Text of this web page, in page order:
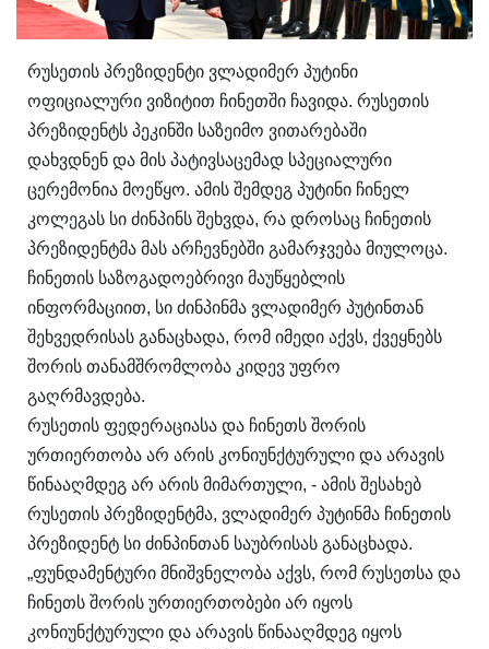
რუსეთის პრეზიდენტი ვლადიმერ პუტინი
ოფიციალური ვიზიტით ჩინეთში ჩავიდა. რუსეთის
პრეზიდენტს პეკინში საზეიმო ვითარებაში
დახვდნენ და მის პატივსაცემად სპეციალური
ცერემონია მოეწყო. ამის შემდეგ პუტინი ჩინელ
კოლეგას სი ძინპინს შეხვდა, რა დროსაც ჩინეთის
პრეზიდენტმა მას არჩევნებში გამარჯვება მიულოცა.
ჩინეთის საზოგადოებრივი მაუწყებლის
ინფორმაციით, სი ძინპინმა ვლადიმერ პუტინთან
შეხვედრისას განაცხადა, რომ იმედი აქვს, ქვეყნებს
შორის თანამშრომლობა კიდევ უფრო
გაღრმავდება.
რუსეთის ფედერაციასა და ჩინეთს შორის
ურთიერთობა არ არის კონიუნქტურული და არავის
წინააღმდეგ არ არის მიმართული, - ამის შესახებ
რუსეთის პრეზიდენტმა, ვლადიმერ პუტინმა ჩინეთის
პრეზიდენტ სი ძინპინთან საუბრისას განაცხადა.
„ფუნდამენტური მნიშვნელობა აქვს, რომ რუსეთსა და
ჩინეთს შორის ურთიერთობები არ იყოს
კონიუნქტურული და არავის წინააღმდეგ იყოს